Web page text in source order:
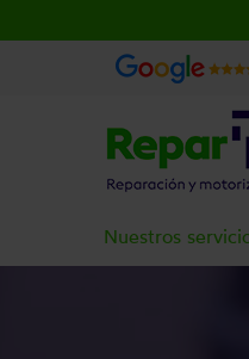
Nuestros